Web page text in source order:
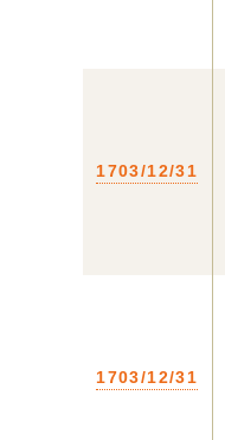
1703/12/31
1703/12/31